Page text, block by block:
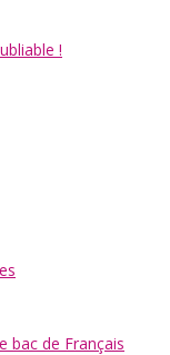
!
bac de Français